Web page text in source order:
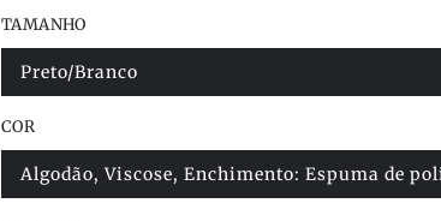
TAMANHO
Preto/Branco
Variante
esgotada
indisponível
COR
Algodão, Viscose, Enchimento: Espuma de
Variante
esgotada